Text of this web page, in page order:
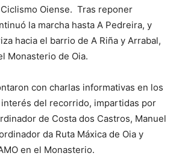
Oiense. Tras reponer
la marcha hasta A Pedreira, y
hacia el barrio de A Riña y Arrabal,
Monasterio de Oia.
con charlas informativas en los
del recorrido, impartidas por
de Costa dos Castros, Manuel
da Ruta Máxica de Oia y
en el Monasterio.